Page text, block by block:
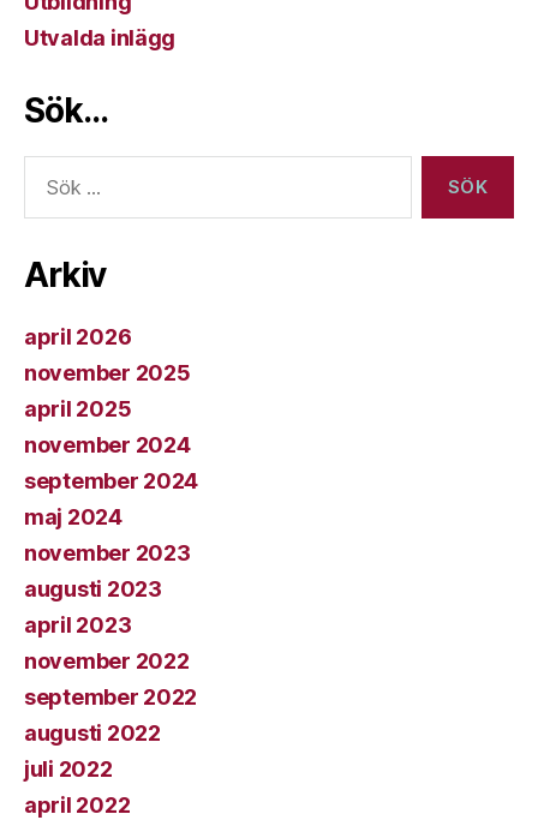
Utvalda inlägg
Sök…
efter:
Arkiv
april 2026
november 2025
april 2025
november 2024
september 2024
maj 2024
november 2023
augusti 2023
april 2023
november 2022
september 2022
augusti 2022
juli 2022
april 2022